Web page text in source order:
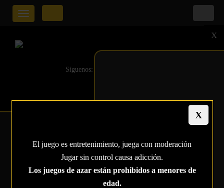
X
El juego es entretenimiento, juega con moderación
Jugar sin control causa adicción.
Los juegos de azar están prohibidos a menores de
edad.
Síguenos:
Toggle
navigation
WORLD POKER TOUR
KOREA TIENE UN
NUEVO REY